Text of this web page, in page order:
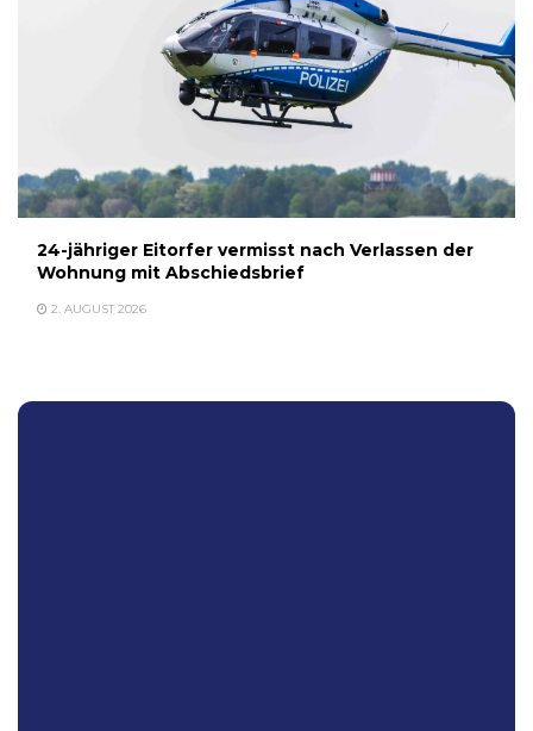
24-jähriger Eitorfer vermisst nach Verlassen der
Wohnung mit Abschiedsbrief
2. AUGUST 2026